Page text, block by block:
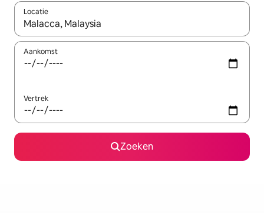
Locatie
Wanneer er resultaten beschikbaar zijn, maak je een keuze
Aankomst
Vertrek
Zoeken